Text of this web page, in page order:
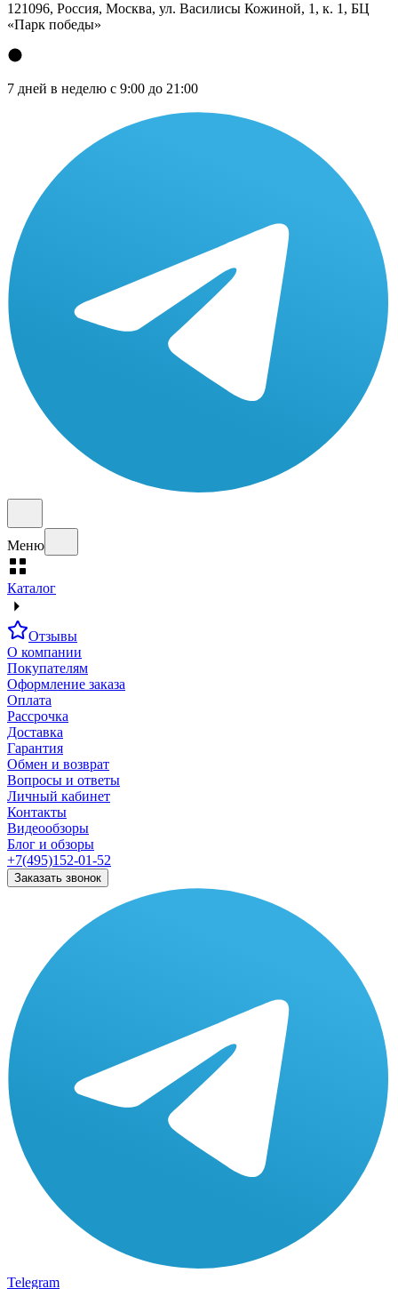
121096, Россия, Москва, ул. Василисы Кожиной, 1, к. 1, БЦ
«Парк победы»
7 дней в неделю с 9:00 до 21:00
Меню
Каталог
Отзывы
О компании
Покупателям
Оформление заказа
Оплата
Рассрочка
Доставка
Гарантия
Обмен и возврат
Вопросы и ответы
Личный кабинет
Контакты
Видеообзоры
Блог и обзоры
+7(495)152-01-52
Заказать звонок
Telegram